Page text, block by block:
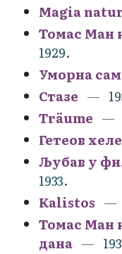
Magia
Томас Ман
1929.
Уморна
Стазе
Träume
Гетеов
Љубав у
1933.
Kalistos
Томас Ман
дана